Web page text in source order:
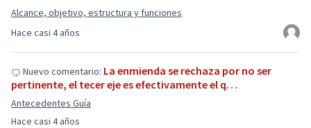
Hace casi 4 años
Alcance, objetivo, estructura y funciones
Hace casi 4 años
Nuevo comentario: La enmienda se rechaza por no ser
pertinente, el tecer eje es efectivamente el q…
Antecedentes Guía